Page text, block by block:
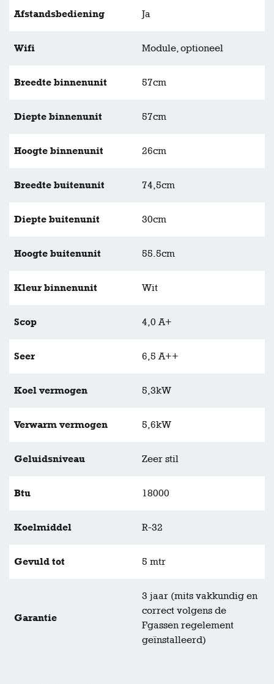
Afstandsbediening Ja
Wifi Module, optioneel
Breedte binnenunit 57cm
Diepte binnenunit 57cm
Hoogte binnenunit 26cm
Breedte buitenunit 74,5cm
Diepte buitenunit 30cm
Hoogte buitenunit 55.5cm
Kleur binnenunit Wit
Scop 4,0 A+
Seer 6,5 A++
Koel vermogen 5,3kW
Verwarm vermogen 5,6kW
Geluidsniveau Zeer stil
Btu 18000
Koelmiddel R-32
Gevuld tot 5 mtr
Garantie
3 jaar (mits vakkundig en
correct volgens de
Fgassen regelement
geïnstalleerd)